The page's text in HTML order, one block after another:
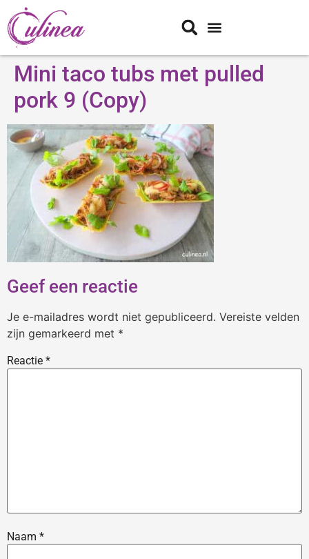
Mini taco tubs met pulled
pork 9 (Copy)
Geef een reactie
Je e-mailadres wordt niet gepubliceerd. Vereiste velden
zijn gemarkeerd met *
Reactie *
Naam *